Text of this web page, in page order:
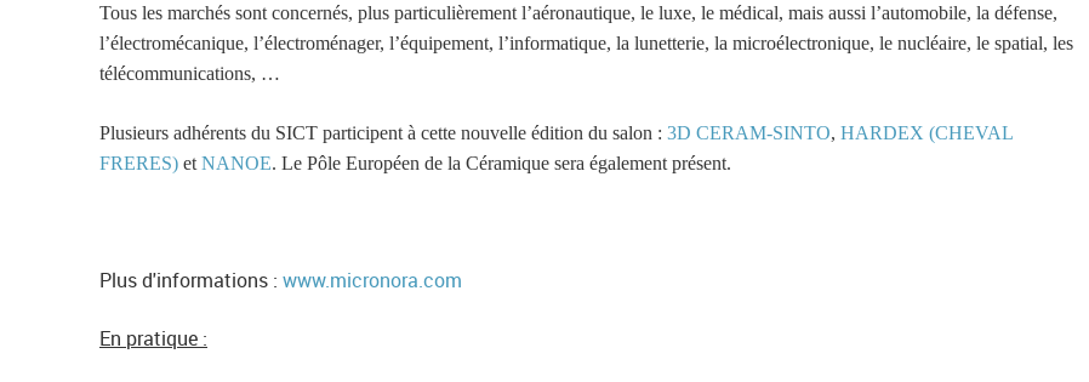
e
u
_
l
o
Tous les marchés sont concernés, plus particulièrement l’aéronautique, le luxe, le médical, mais aussi l’automobile, la défense,
l’électromécanique, l’électroménager, l’équipement, l’informatique, la lunetterie, la microélectronique, le nucléaire, le spatial, les
télécommunications, …
Plusieurs adhérents du SICT participent à cette nouvelle édition du salon : 3D CERAM-SINTO, HARDEX (CHEVAL
FRERES) et NANOE. Le Pôle Européen de la Céramique sera également présent.
Plus d'informations : www.micronora.com
En pratique :